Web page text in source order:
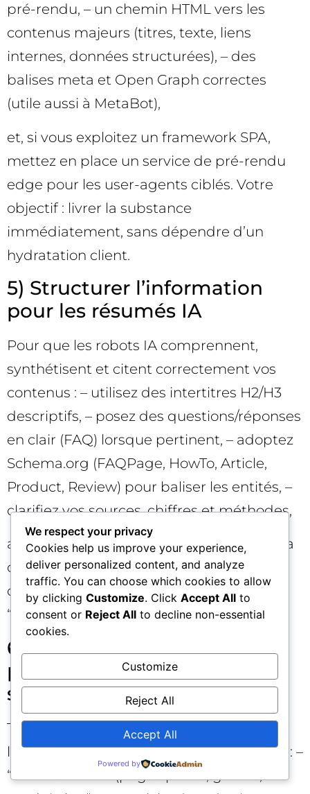
pré-rendu, – un chemin HTML vers les
contenus majeurs (titres, texte, liens
internes, données structurées), – des
balises meta et Open Graph correctes
(utile aussi à MetaBot),
et, si vous exploitez un framework SPA,
mettez en place un service de pré-rendu
edge pour les user-agents ciblés. Votre
objectif : livrer la substance
immédiatement, sans dépendre d’un
hydratation client.
5) Structurer l’information
pour les résumés IA
Pour que les robots IA comprennent,
synthétisent et citent correctement vos
contenus : – utilisez des intertitres H2/H3
descriptifs, – posez des questions/réponses
en clair (FAQ) lorsque pertinent, – adoptez
Schema.org (FAQPage, HowTo, Article,
Product, Review) pour baliser les entités, –
clarifiez vos sources, chiffres et méthodes,
afin de faciliter la reprise contextuelle et la
citation. Les robots IA valorisent les
contenus denses, structurés et
“enseignables”.
6) Équilibrer ouverture et
protection des contenus
sensibles 🛡️
Tous les contenus ne doivent pas servir à
l’entraînement. Définissez des catégories : –
“ouverts à tout” (pages piliers, guides,
We respect your privacy
Cookies help us improve your experience,
deliver personalized content, and analyze
traffic. You can choose which cookies to allow
by clicking Customize. Click Accept All to
consent or Reject All to decline non-essential
cookies.
Customize
Reject All
Accept All
Powered by